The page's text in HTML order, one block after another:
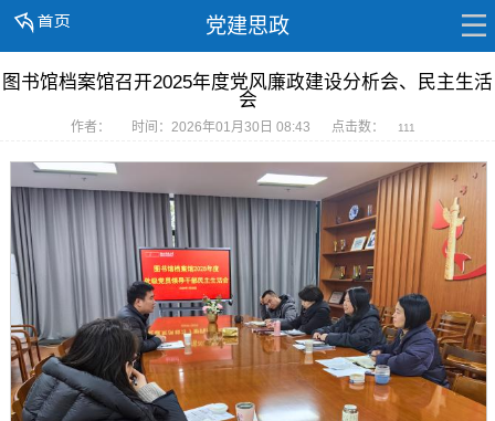
党建思政
图书馆档案馆召开2025年度党风廉政建设分析会、民主生活
会
作者： 时间：2026年01月30日 08:43 点击数： 111